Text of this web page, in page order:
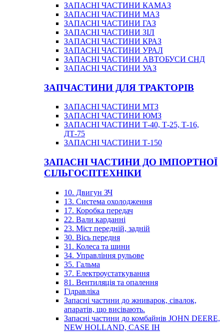
ЗАПАСНІ ЧАСТИНИ КАМАЗ
ЗАПАСНІ ЧАСТИНИ МАЗ
ЗАПАСНІ ЧАСТИНИ ГАЗ
ЗАПАСНІ ЧАСТИНИ ЗІЛ
ЗАПАСНІ ЧАСТИНИ КРАЗ
ЗАПАСНІ ЧАСТИНИ УРАЛ
ЗАПАСНІ ЧАСТИНИ АВТОБУСИ СНД
ЗАПАСНІ ЧАСТИНИ УАЗ
ЗАПЧАСТИНИ ДЛЯ ТРАКТОРІВ
ЗАПАСНІ ЧАСТИНИ МТЗ
ЗАПАСНІ ЧАСТИНИ ЮМЗ
ЗАПАСНІ ЧАСТИНИ Т-40, Т-25, Т-16,
ДТ-75
ЗАПАСНІ ЧАСТИНИ Т-150
ЗАПАСНІ ЧАСТИНИ ДО ІМПОРТНОЇ
СІЛЬГОСПТЕХНІКИ
10. Двигун ЗЧ
13. Система охолодження
17. Коробка передач
22. Вали карданні
23. Міст передній, задній
30. Вісь передня
31. Колеса та шини
34. Управління рульове
35. Гальма
37. Електроустаткування
81. Вентиляція та опалення
Гідравліка
Запасні частини до жниварок, сівалок,
апаратів, що висівають.
Запасні частини до комбайнів JOHN DEERE,
NEW HOLLAND, CASE IH